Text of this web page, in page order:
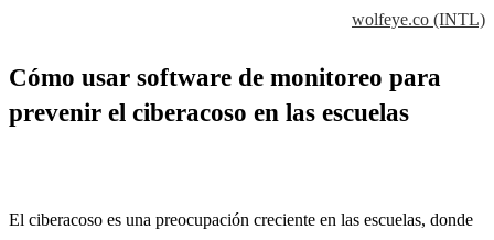
wolfeye.co (INTL)
Cómo usar software de monitoreo para
prevenir el ciberacoso en las escuelas
El ciberacoso es una preocupación creciente en las escuelas, donde